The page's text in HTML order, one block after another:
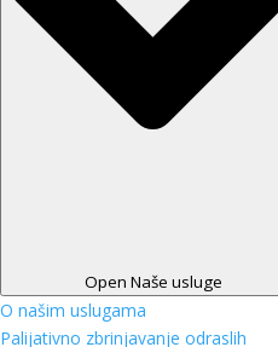
Open Naše usluge
O našim uslugama
Palijativno zbrinjavanje odraslih